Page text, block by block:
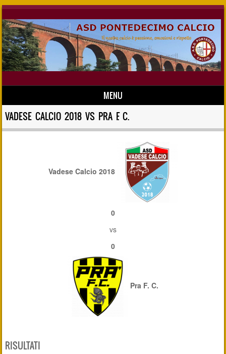
MENU
Skip to content
VADESE CALCIO 2018 VS PRA F. C.
Vadese Calcio 2018
0
vs
0
Pra F. C.
RISULTATI